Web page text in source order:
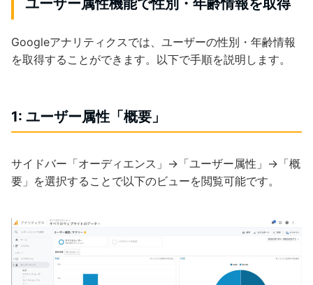
Googleアナリティクスでは、ユーザーの性別・年齢情報
を取得することができます。以下で手順を説明します。
1: ユーザー属性「概要」
サイドバー「オーディエンス」→「ユーザー属性」→「概
要」を選択することで以下のビューを閲覧可能です。